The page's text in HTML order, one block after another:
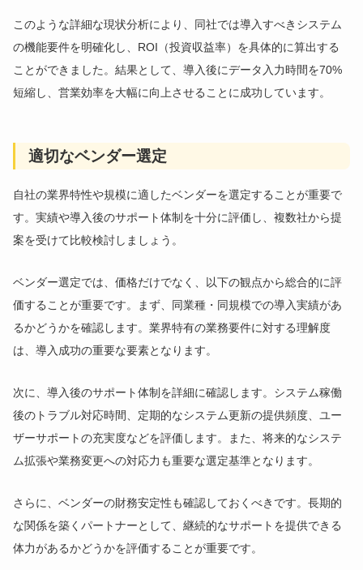
このような詳細な現状分析により、同社では導入すべきシステム
の機能要件を明確化し、ROI（投資収益率）を具体的に算出する
ことができました。結果として、導入後にデータ入力時間を70%
短縮し、営業効率を大幅に向上させることに成功しています。
適切なベンダー選定
自社の業界特性や規模に適したベンダーを選定することが重要で
す。実績や導入後のサポート体制を十分に評価し、複数社から提
案を受けて比較検討しましょう。
ベンダー選定では、価格だけでなく、以下の観点から総合的に評
価することが重要です。まず、同業種・同規模での導入実績があ
るかどうかを確認します。業界特有の業務要件に対する理解度
は、導入成功の重要な要素となります。
次に、導入後のサポート体制を詳細に確認します。システム稼働
後のトラブル対応時間、定期的なシステム更新の提供頻度、ユー
ザーサポートの充実度などを評価します。また、将来的なシステ
ム拡張や業務変更への対応力も重要な選定基準となります。
さらに、ベンダーの財務安定性も確認しておくべきです。長期的
な関係を築くパートナーとして、継続的なサポートを提供できる
体力があるかどうかを評価することが重要です。